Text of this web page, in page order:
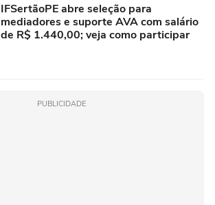
IFSertãoPE abre seleção para
mediadores e suporte AVA com salário
de R$ 1.440,00; veja como participar
PUBLICIDADE